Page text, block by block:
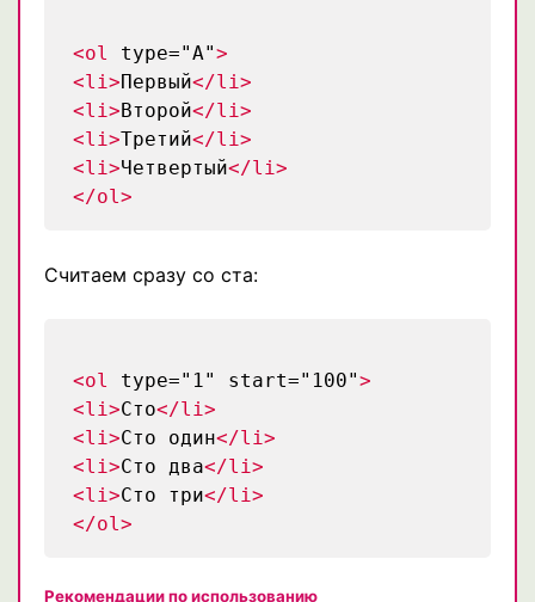
<ol type="A">
<li>Первый</li>
<li>Второй</li>
<li>Третий</li>
<li>Четвертый</li>
</ol>
Считаем сразу со ста:
<ol type="1" start="100">
<li>Сто</li>
<li>Сто один</li>
<li>Сто два</li>
<li>Сто три</li>
</ol>
Рекомендации по использованию